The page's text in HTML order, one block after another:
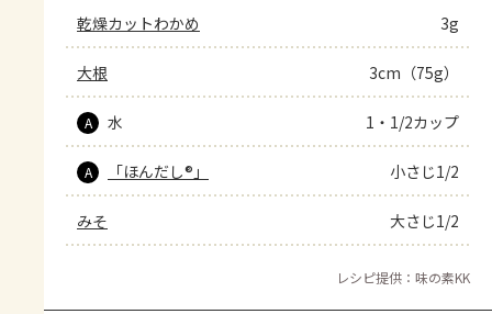
乾燥カットわかめ 3g
大根 3cm（75g）
A 水 1・1/2カップ
A 「ほんだし®」 小さじ1/2
みそ 大さじ1/2
レシピ提供：味の素KK